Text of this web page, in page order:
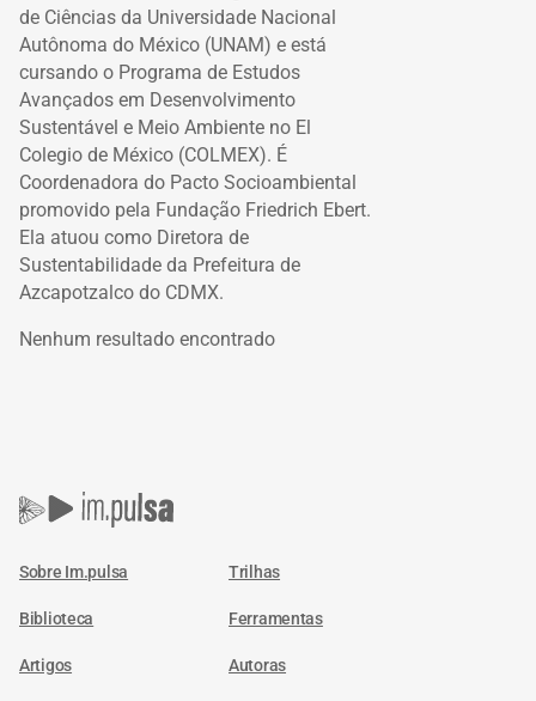
de Ciências da Universidade Nacional
Autônoma do México (UNAM) e está
cursando o Programa de Estudos
Avançados em Desenvolvimento
Sustentável e Meio Ambiente no El
Colegio de México (COLMEX). É
Coordenadora do Pacto Socioambiental
promovido pela Fundação Friedrich Ebert.
Ela atuou como Diretora de
Sustentabilidade da Prefeitura de
Azcapotzalco do CDMX.
Nenhum resultado encontrado
Sobre Im.pulsa Trilhas
Biblioteca Ferramentas
Artigos Autoras